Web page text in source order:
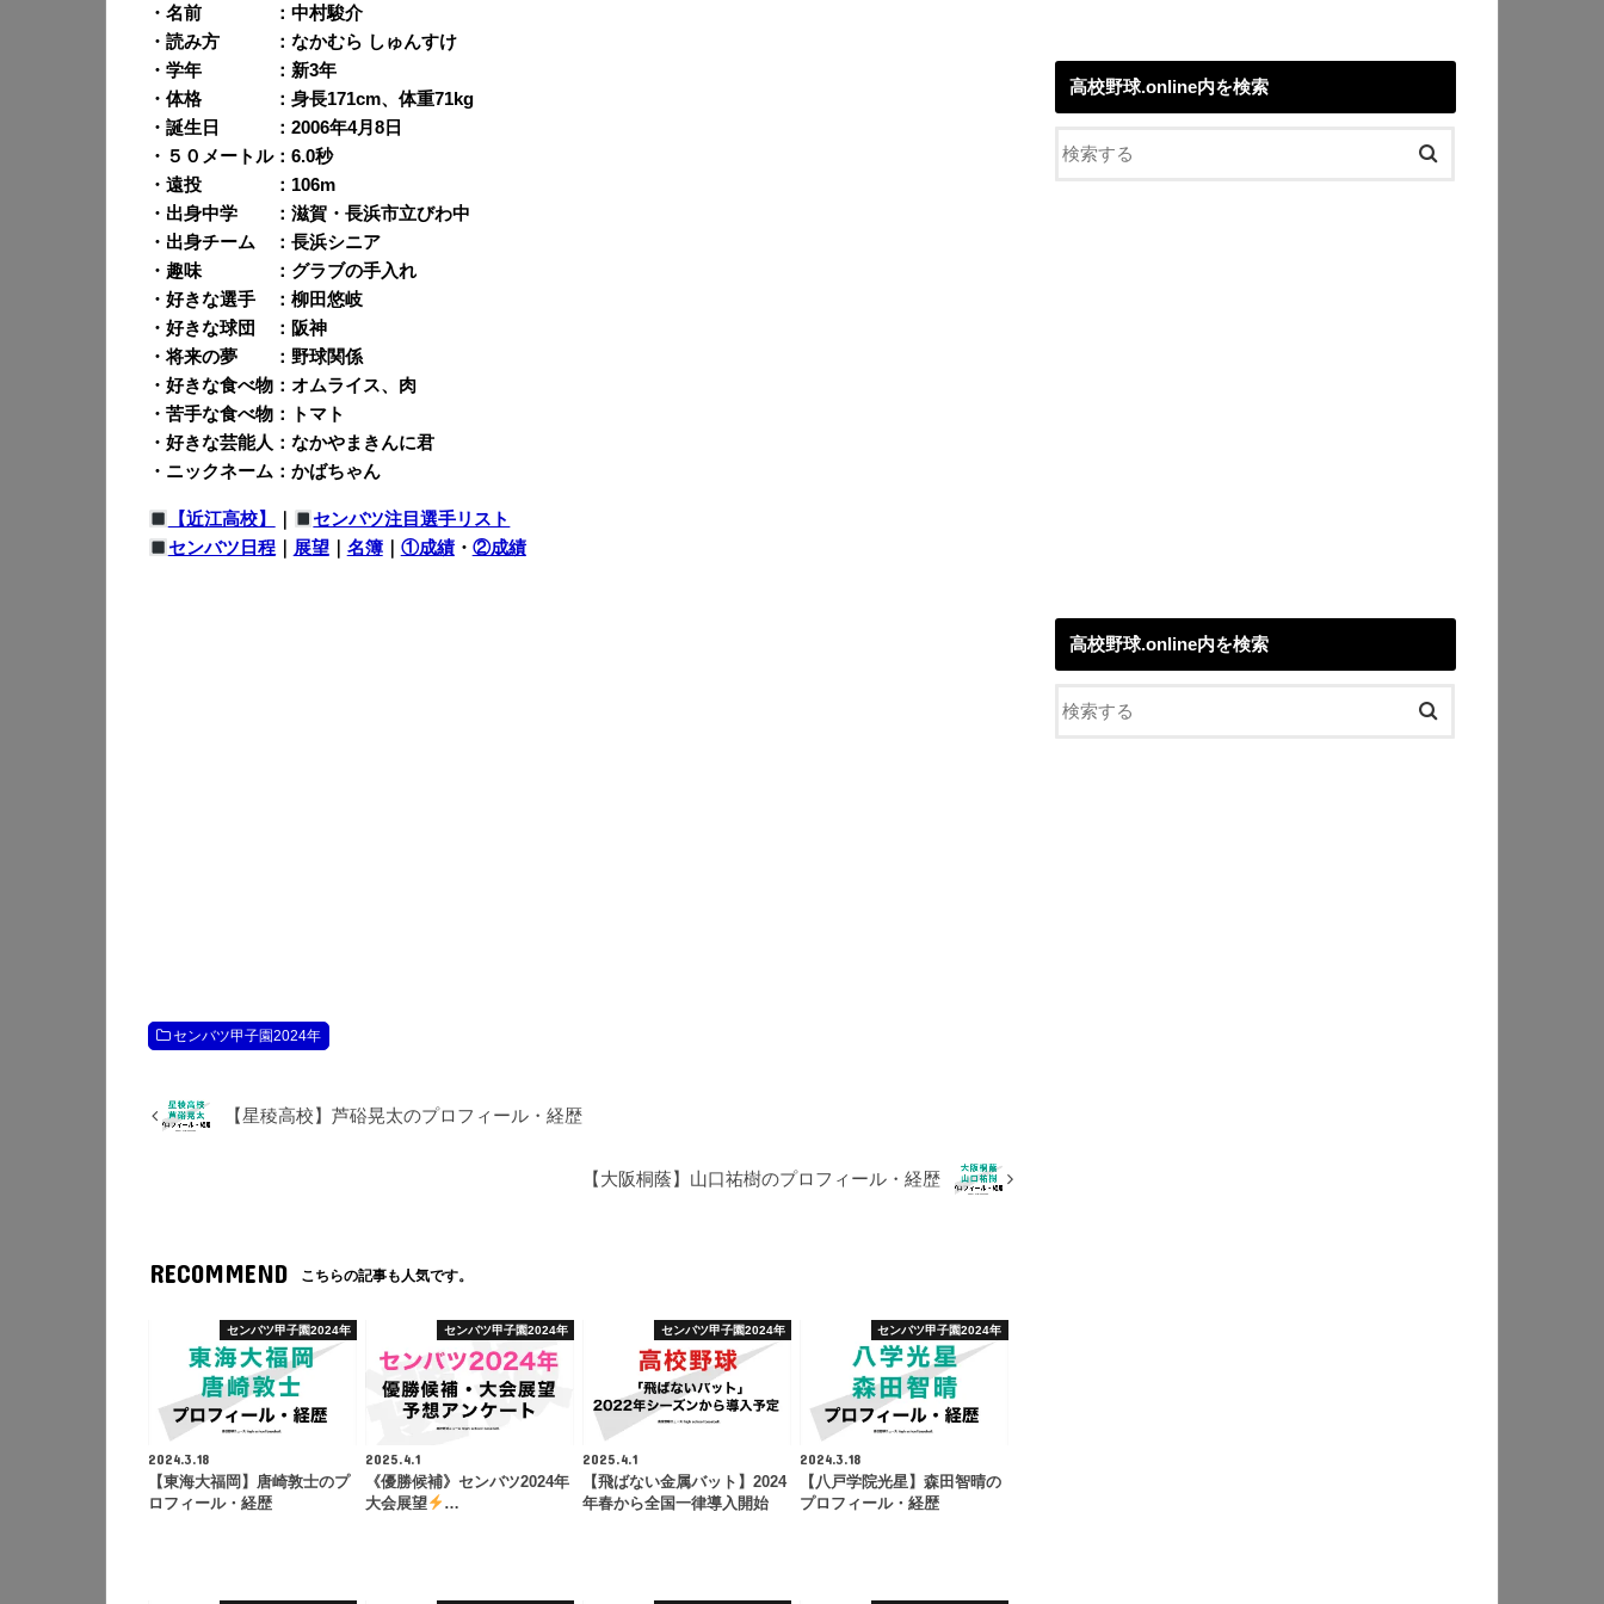
・名前 ：中村駿介
・読み方 ：なかむら しゅんすけ
・学年 ：新3年
・体格 ：身長171cm、体重71kg
・誕生日 ：2006年4月8日
・５０メートル：6.0秒
・遠投 ：106m
・出身中学 ：滋賀・長浜市立びわ中
・出身チーム ：長浜シニア
・趣味 ：グラブの手入れ
・好きな選手 ：柳田悠岐
・好きな球団 ：阪神
・将来の夢 ：野球関係
・好きな食べ物：オムライス、肉
・苦手な食べ物：トマト
・好きな芸能人：なかやまきんに君
・ニックネーム：かばちゃん
【近江高校】
センバツ注目選手リスト
センバツ日程｜ 展望｜ 名簿｜ ①成績・ ②成績
センバツ甲子園2024年
【星稜高校】芦硲晃太のプロフィール・経歴
【大阪桐蔭】山口祐樹のプロフィール・経歴
RECOMMEND こちらの記事も人気です。
センバツ甲子園2024年
2024.3.18
【東海大福岡】唐崎敦士のプ
ロフィール・経歴
センバツ甲子園2024年
2025.4.1
《優勝候補》センバツ2024年
大会展望
…
センバツ甲子園2024年
2025.4.1
【飛ばない金属バット】2024
年春から全国一律導入開始
センバツ甲子園2024年
2024.3.18
【八戸学院光星】森田智晴の
プロフィール・経歴
高校野球.online内を検索
高校野球.online内を検索